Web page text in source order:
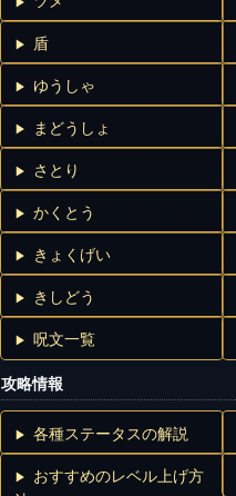
盾
ゆうしゃ
まどうしょ
さとり
かくとう
きょくげい
きしどう
呪文一覧
攻略情報
各種ステータスの解説
おすすめのレベル上げ方